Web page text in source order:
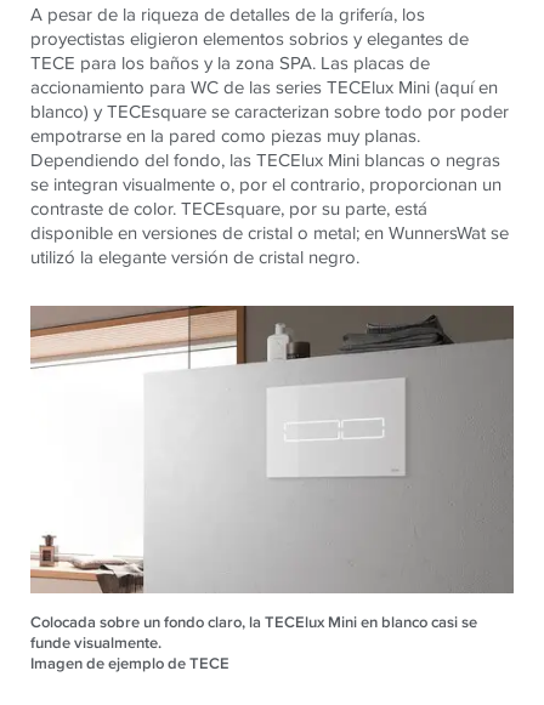
A pesar de la riqueza de detalles de la grifería, los
proyectistas eligieron elementos sobrios y elegantes de
TECE para los baños y la zona SPA. Las placas de
accionamiento para WC de las series TECElux Mini (aquí en
blanco) y TECEsquare se caracterizan sobre todo por poder
empotrarse en la pared como piezas muy planas.
Dependiendo del fondo, las TECElux Mini blancas o negras
se integran visualmente o, por el contrario, proporcionan un
contraste de color. TECEsquare, por su parte, está
disponible en versiones de cristal o metal; en WunnersWat se
utilizó la elegante versión de cristal negro.
Colocada sobre un fondo claro, la TECElux Mini en blanco casi se
funde visualmente.
Imagen de ejemplo de TECE